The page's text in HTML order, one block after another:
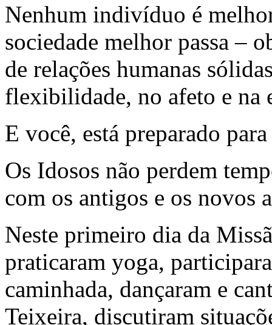
Nenhum indivíduo é
sociedade melhor passa –
de relações humanas
flexibilidade, no afeto e na
E você, está preparado
Os Idosos não perdem
com os antigos e os novos
Neste primeiro dia da
praticaram yoga,
caminhada, dançaram e
Teixeira, discutiram